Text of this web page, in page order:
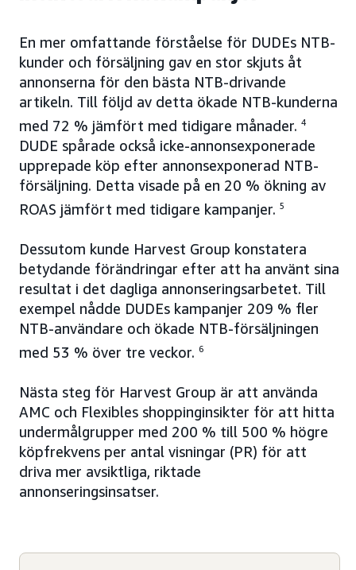
En mer omfattande förståelse för DUDEs NTB-
kunder och försäljning gav en stor skjuts åt
annonserna för den bästa NTB-drivande
artikeln. Till följd av detta ökade NTB-kunderna
med 72 % jämfört med tidigare månader. 4
DUDE spårade också icke-annonsexponerade
upprepade köp efter annonsexponerad NTB-
försäljning. Detta visade på en 20 % ökning av
ROAS jämfört med tidigare kampanjer. 5
Dessutom kunde Harvest Group konstatera
betydande förändringar efter att ha använt sina
resultat i det dagliga annonseringsarbetet. Till
exempel nådde DUDEs kampanjer 209 % fler
NTB-användare och ökade NTB-försäljningen
med 53 % över tre veckor. 6
Nästa steg för Harvest Group är att använda
AMC och Flexibles shoppinginsikter för att hitta
undermålgrupper med 200 % till 500 % högre
köpfrekvens per antal visningar (PR) för att
driva mer avsiktliga, riktade
annonseringsinsatser.